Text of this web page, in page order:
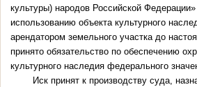
культуры) народов Российской
использованию объекта культурного
арендатором земельного участка до
принято обязательство по обеспечению
культурного наследия
Иск принят к производству суда,